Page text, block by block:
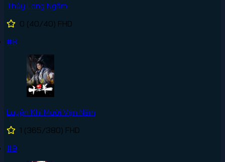
Thủy Long Ngâm
0 (40/40) FHD
#8
Luyện Khí Mười Vạn Năm
1 (365/380) FHD
#9